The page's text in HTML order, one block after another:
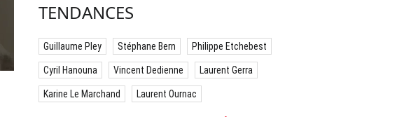
TENDANCES
Guillaume Pley Stéphane Bern Philippe Etchebest
Cyril Hanouna Vincent Dedienne Laurent Gerra
Karine Le Marchand Laurent Ournac